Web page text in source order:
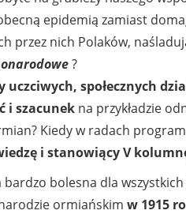
epidemią zamiast
przez nich Polaków,
?
uczciwych, społecznych
i szacunek na przykładzie
Kiedy w radach
i stanowiący V
bolesna dla
ormiańskim w 1915